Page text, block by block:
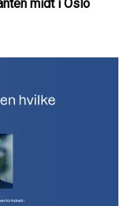
midt i Oslo